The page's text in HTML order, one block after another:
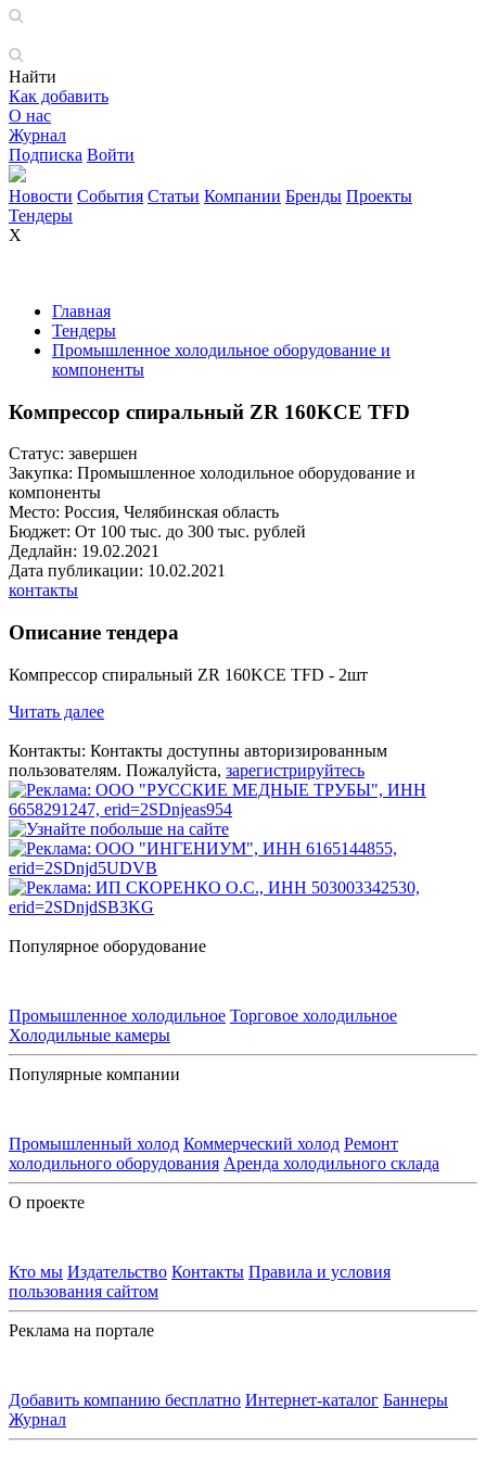
Найти
Как добавить
О нас
Журнал
Подписка Войти
Новости События Статьи Компании Бренды Проекты
Тендеры
X
Главная
Тендеры
Промышленное холодильное оборудование и
компоненты
Компрессор спиральный ZR 160KCE TFD
Статус: завершен
Закупка: Промышленное холодильное оборудование и
компоненты
Место: Россия, Челябинская область
Бюджет: От 100 тыс. до 300 тыс. рублей
Дедлайн: 19.02.2021
Дата публикации: 10.02.2021
контакты
Описание тендера
Компрессор спиральный ZR 160KCE TFD - 2шт
Читать далее
Контакты: Контакты доступны авторизированным
пользователям. Пожалуйста, зарегистрируйтесь
Популярное оборудование
Промышленное холодильное Торговое холодильное
Холодильные камеры
Популярные компании
Промышленный холод Коммерческий холод Ремонт
холодильного оборудования Аренда холодильного склада
О проекте
Кто мы Издательство Контакты Правила и условия
пользования сайтом
Реклама на портале
Добавить компанию бесплатно Интернет-каталог Баннеры
Журнал